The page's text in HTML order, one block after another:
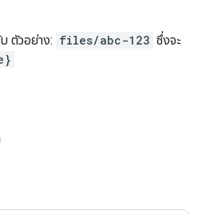
ตัวอย่าง: files/abc-123 ซึ่งจะ